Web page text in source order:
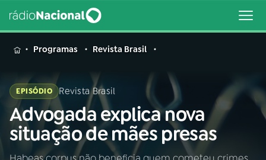
MENU
Buscar
na
Rádio
Nacional
Buscar
Programas Revista Brasil
EPISÓDIO Revista Brasil
Advogada explica nova
situação de mães presas